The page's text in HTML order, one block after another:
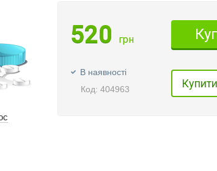
520 грн
В наявності
Код: 404963